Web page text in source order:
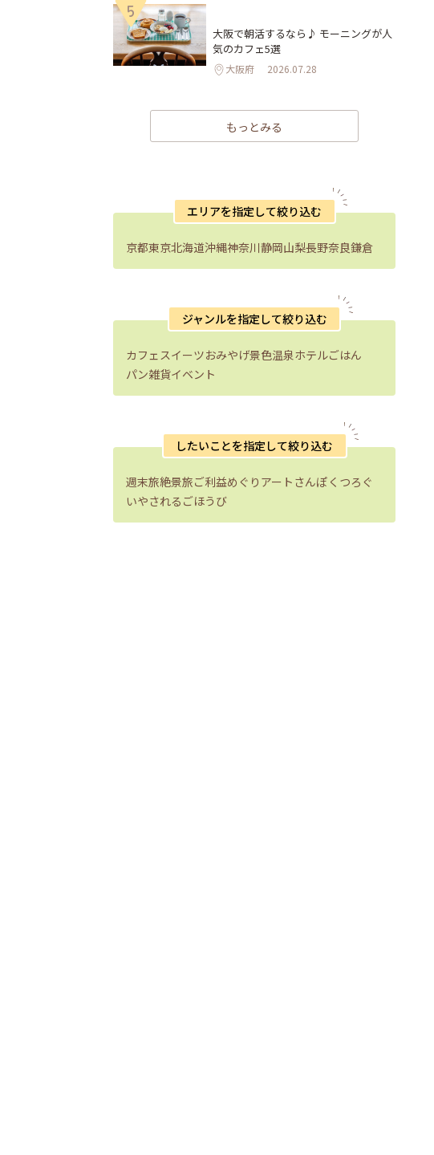
5
大阪で朝活するなら♪ モーニングが人
気のカフェ5選
大阪府 2026.07.28
もっとみる
エリアを指定して絞り込む
京都東京北海道沖縄神奈川静岡山梨長野奈良鎌倉
ジャンルを指定して絞り込む
カフェスイーツおみやげ景色温泉ホテルごはん
パン雑貨イベント
したいことを指定して絞り込む
週末旅絶景旅ご利益めぐり アートさんぽ くつろぐ
いやされる ごほうび